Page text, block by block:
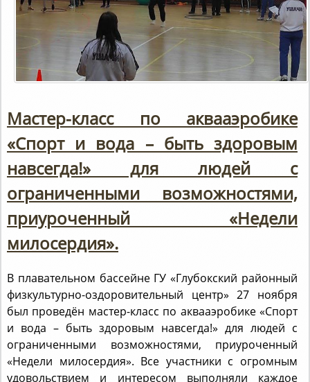
«Спорт и вода – быть здоровым
навсегда!» для людей с
ограниченными возможностями,
приуроченный «Недели
милосердия».
физкультурно-оздоровительный центр» 27 ноября
был проведён мастер-класс по аквааэробике «Спорт
и вода – быть здоровым навсегда!» для людей с
ограниченными возможностями, приуроченный
«Недели милосердия». Все участники с огромным
удовольствием и интересом выполняли каждое
упражнение. Мастер-класс был проведён в целях